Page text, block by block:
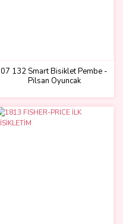
07 132 Smart Bisiklet Pembe -
Pilsan Oyuncak